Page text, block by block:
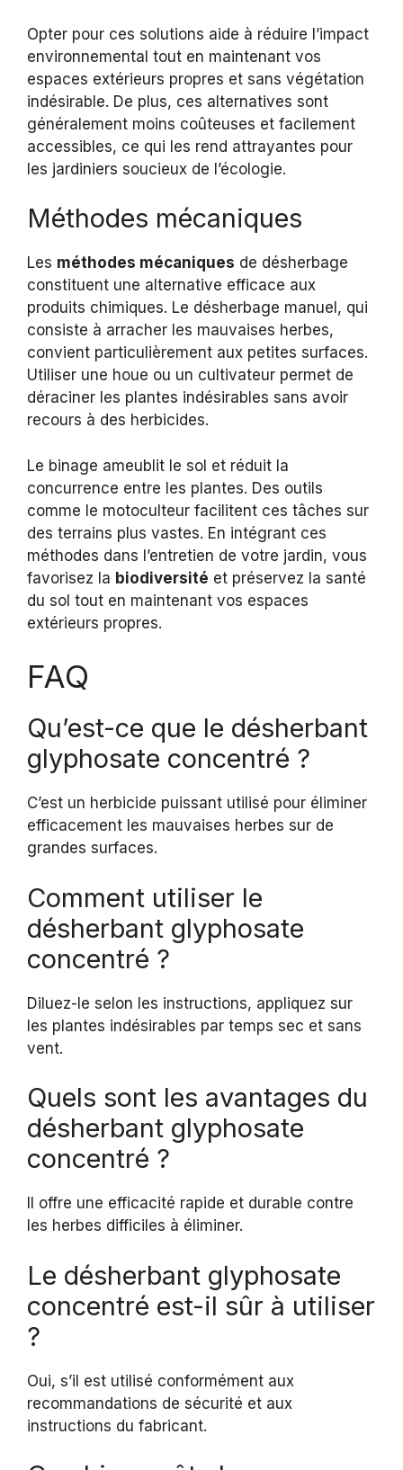
Opter pour ces solutions aide à réduire l’impact
environnemental tout en maintenant vos
espaces extérieurs propres et sans végétation
indésirable. De plus, ces alternatives sont
généralement moins coûteuses et facilement
accessibles, ce qui les rend attrayantes pour
les jardiniers soucieux de l’écologie.
Méthodes mécaniques
Les méthodes mécaniques de désherbage
constituent une alternative efficace aux
produits chimiques. Le désherbage manuel, qui
consiste à arracher les mauvaises herbes,
convient particulièrement aux petites surfaces.
Utiliser une houe ou un cultivateur permet de
déraciner les plantes indésirables sans avoir
recours à des herbicides.
Le binage ameublit le sol et réduit la
concurrence entre les plantes. Des outils
comme le motoculteur facilitent ces tâches sur
des terrains plus vastes. En intégrant ces
méthodes dans l’entretien de votre jardin, vous
favorisez la biodiversité et préservez la santé
du sol tout en maintenant vos espaces
extérieurs propres.
FAQ
Qu’est-ce que le désherbant
glyphosate concentré ?
C’est un herbicide puissant utilisé pour éliminer
efficacement les mauvaises herbes sur de
grandes surfaces.
Comment utiliser le
désherbant glyphosate
concentré ?
Diluez-le selon les instructions, appliquez sur
les plantes indésirables par temps sec et sans
vent.
Quels sont les avantages du
désherbant glyphosate
concentré ?
Il offre une efficacité rapide et durable contre
les herbes difficiles à éliminer.
Le désherbant glyphosate
concentré est-il sûr à utiliser
?
Oui, s’il est utilisé conformément aux
recommandations de sécurité et aux
instructions du fabricant.